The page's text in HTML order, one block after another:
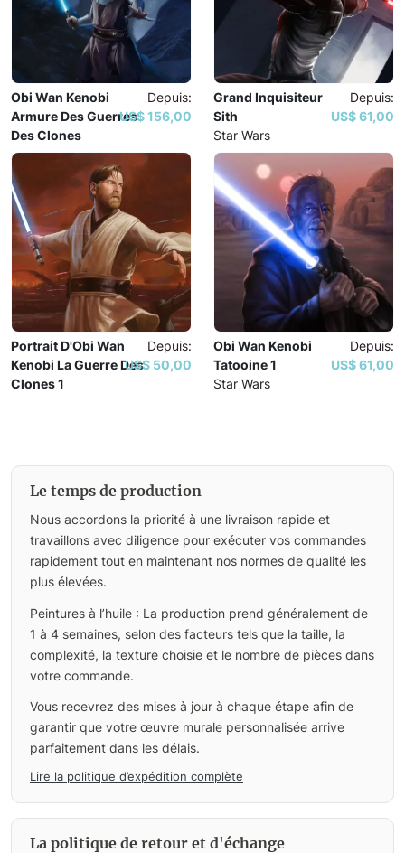
Obi Wan Kenobi
Armure Des Guerres
Des Clones
Star Wars
Depuis:
156,00 $US
Grand Inquisiteur
Sith
Star Wars
Depuis:
61,00 $US
Portrait D'Obi Wan
Kenobi La Guerre Des
Clones 1
Depuis:
50,00 $US
Obi Wan Kenobi
Tatooine 1
Star Wars
Depuis:
61,00 $US
Le temps de production
Nous accordons la priorité à une livraison rapide et
travaillons avec diligence pour exécuter vos commandes
rapidement tout en maintenant nos normes de qualité les
plus élevées.
Peintures à l’huile : La production prend généralement de
1 à 4 semaines, selon des facteurs tels que la taille, la
complexité, la texture choisie et le nombre de pièces dans
votre commande.
Vous recevrez des mises à jour à chaque étape afin de
garantir que votre œuvre murale personnalisée arrive
parfaitement dans les délais.
Lire la politique d’expédition complète
La politique de retour et d'échange